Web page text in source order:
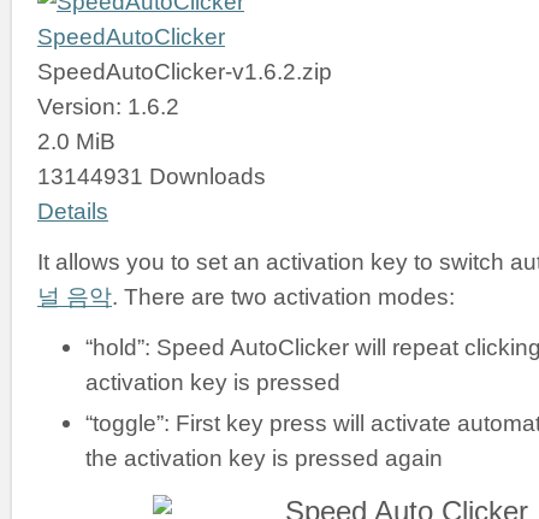
SpeedAutoClicker
SpeedAutoClicker-v1.6.2.zip
Version: 1.6.2
2.0 MiB
13144931 Downloads
Details
It allows you to set an activation key to switch
널 음악. There are two activation modes:
“hold”: Speed AutoClicker will repeat
activation key is pressed
“toggle”: First key press will activate
the activation key is pressed again